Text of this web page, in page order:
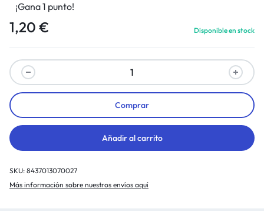
¡Gana 1 punto!
1,20 € Disponible en stock
Añadir al carrito
Comprar
SKU: 8437013070027
Más información sobre nuestros envíos aquí